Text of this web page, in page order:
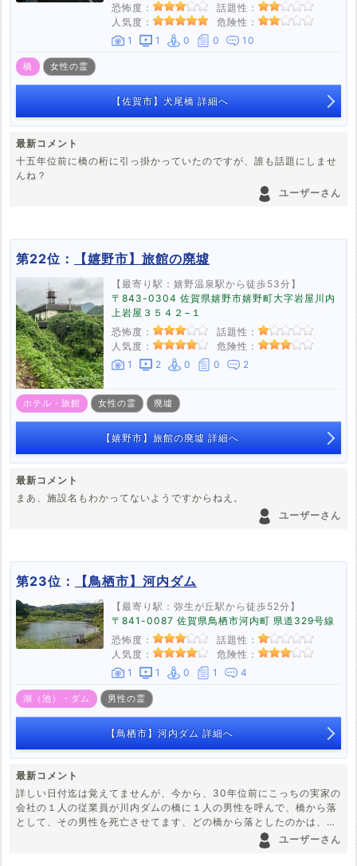
恐怖度：
話題性：
人気度：
危険性：
1
1 0 0 10
橋 女性の霊
【佐賀市】犬尾橋 詳細へ
最新コメント
十五年位前に橋の桁に引っ掛かっていたのですが、誰も話題にしませ
んね？
ユーザーさん
第22位： 【嬉野市】旅館の廃墟
【最寄り駅：嬉野温泉駅から徒歩53分】
〒843-0304 佐賀県嬉野市嬉野町大字岩屋川内
上岩屋３５４２−１
恐怖度：
話題性：
人気度：
危険性：
1
2 0 0 2
ホテル・旅館 女性の霊 廃墟
【嬉野市】旅館の廃墟 詳細へ
最新コメント
まあ、施設名もわかってないようですからねえ。
ユーザーさん
第23位： 【鳥栖市】河内ダム
【最寄り駅：弥生が丘駅から徒歩52分】
〒841-0087 佐賀県鳥栖市河内町 県道329号線
恐怖度：
話題性：
人気度：
危険性：
1
1 0 1 4
湖（池）・ダム 男性の霊
【鳥栖市】河内ダム 詳細へ
最新コメント
詳しい日付迄は覚えてませんが、今から、30年位前にこっちの実家の
会社の１人の従業員が川内ダムの橋に１人の男性を呼んで、橋から落
として、その男性を死亡させてます、どの橋から落としたのかは、分
かりませんが、死亡させた男性は、たったの懲役3年−5年です、実際
ユーザーさん